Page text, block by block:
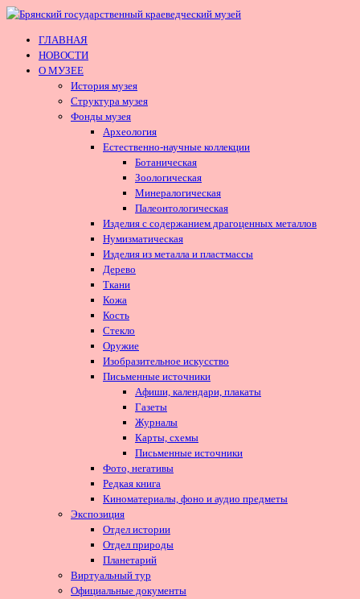
ГЛАВНАЯ
НОВОСТИ
О МУЗЕЕ
История музея
Структура музея
Фонды музея
Археология
Естественно-научные коллекции
Ботаническая
Зоологическая
Минералогическая
Палеонтологическая
Изделия с содержанием драгоценных металлов
Нумизматическая
Изделия из металла и пластмассы
Дерево
Ткани
Кожа
Кость
Стекло
Оружие
Изобразительное искусство
Письменные источники
Афиши, календари, плакаты
Газеты
Журналы
Карты, схемы
Письменные источники
Фото, негативы
Редкая книга
Киноматериалы, фоно и аудио предметы
Экспозиция
Отдел истории
Отдел природы
Планетарий
Виртуальный тур
Официальные документы